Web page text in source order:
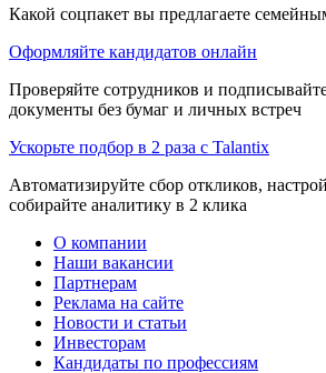
Какой соцпакет вы предлагаете
Оформляйте кандидатов онлайн
Проверяйте сотрудников и
документы без бумаг и личных встреч
Ускорьте подбор в 2 раза с Talantix
Автоматизируйте сбор откликов,
собирайте аналитику в 2 клика
О компании
Наши вакансии
Партнерам
Реклама на сайте
Новости и статьи
Инвесторам
Кандидаты по профессиям